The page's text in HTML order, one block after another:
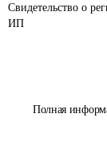
Полная
Свидетельство о
ИП